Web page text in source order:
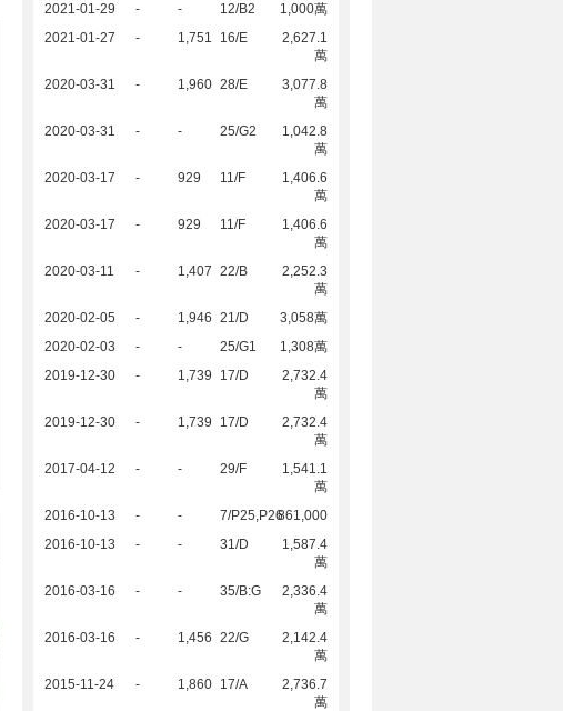
2021-01-29
- - 12/B2
1,000萬
2021-01-27
- 1,751 16/E
2,627.1
萬
2020-03-31
- 1,960 28/E
3,077.8
萬
2020-03-31
- - 25/G2
1,042.8
萬
2020-03-17
- 929 11/F
1,406.6
萬
2020-03-17
- 929 11/F
1,406.6
萬
2020-03-11
- 1,407 22/B
2,252.3
萬
2020-02-05
- 1,946 21/D
3,058萬
2020-02-03
- - 25/G1
1,308萬
2019-12-30
- 1,739 17/D
2,732.4
萬
2019-12-30
- 1,739 17/D
2,732.4
萬
2017-04-12
- - 29/F
1,541.1
萬
2016-10-13
- - 7/P25,P26861,000
2016-10-13
- - 31/D
1,587.4
萬
2016-03-16
- - 35/B:G
2,336.4
萬
2016-03-16
- 1,456 22/G
2,142.4
萬
2015-11-24
- 1,860 17/A
2,736.7
萬